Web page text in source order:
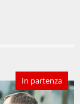
In partenza